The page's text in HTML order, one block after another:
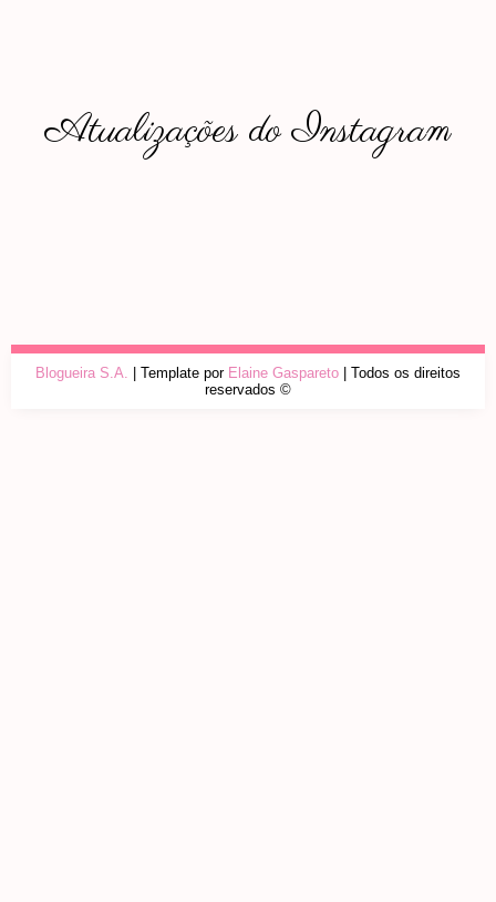
Atualizações do Instagram
Blogueira S.A. | Template por Elaine Gaspareto | Todos os direitos
reservados ©